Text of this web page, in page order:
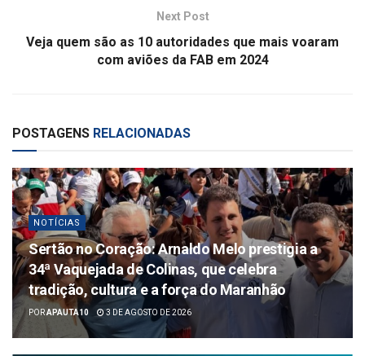
Next Post
Veja quem são as 10 autoridades que mais voaram
com aviões da FAB em 2024
POSTAGENS RELACIONADAS
NOTÍCIAS
Sertão no Coração: Arnaldo Melo prestigia a
34ª Vaquejada de Colinas, que celebra
tradição, cultura e a força do Maranhão
PORAPAUTA10 3 DE AGOSTO DE 2026